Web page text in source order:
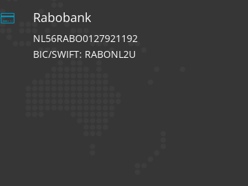
 Rabobank
NL56RABO0127921192
BIC/SWIFT: RABONL2U